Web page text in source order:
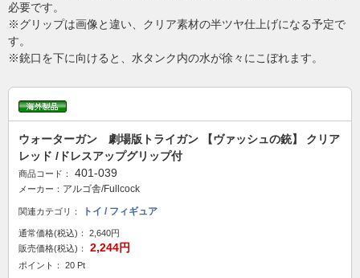
必要です。
※グリップは画像と違い、クリア素材の半ツヤ仕上げになる予定で
す。
※銃口を下に向けると、水タンク内の水が徐々にこぼれます。
ウォーターガン 劇場版トライガン 【ヴァッシュの銃】 クリア
レッド /ドレスアップグリップ付
商品コード： 401-039
メーカー： アルゴ舎/Fullcock
関連カテゴリ： トイ / フィギュア
通常価格(税込)：
2,640円
販売価格(税込)：
2,244円
ポイント： 20 Pt